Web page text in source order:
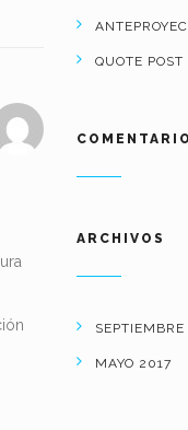
QUOTE POST
ARCHIVOS
MAYO 2017